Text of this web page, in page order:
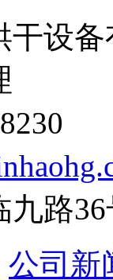
干设
九路36
公司新